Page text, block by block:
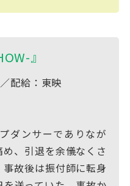
』
配給：東映
ダンサーでありなが
、引退を余儀なくさ
故後は振付師に転身